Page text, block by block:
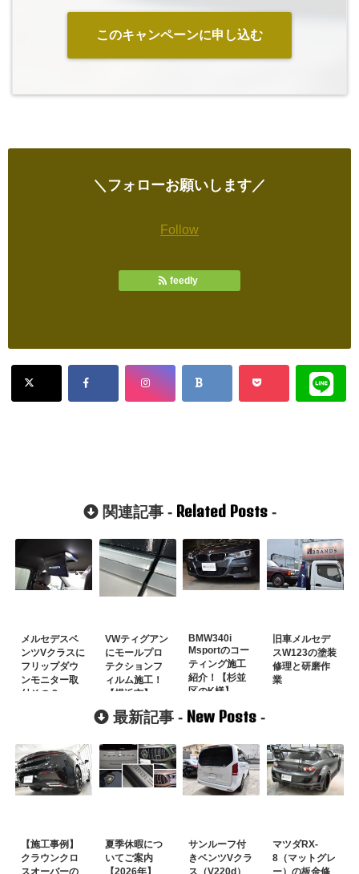
このキャンペーンに申し込む
＼フォローお願いします／
Follow
feedly
関連記事 - Related Posts-
メルセデスベ
ンツVクラスに
フリップダウ
ンモニター取
付その２
VWティグアン
にモールプロ
テクションフ
ィルム施工！
【横浜市】
BMW340i
Msportのコー
ティング施工
紹介！【杉並
区のK様】
旧車メルセデ
スW123の塗装
修理と研磨作
業
最新記事 - New Posts -
【施工事例】
クラウンクロ
スオーバーの
夏季休暇につ
いてご案内
【2026年】
サンルーフ付
きベンツVクラ
ス（V220d）
マツダRX-
8（マットグレ
ー）の板金修